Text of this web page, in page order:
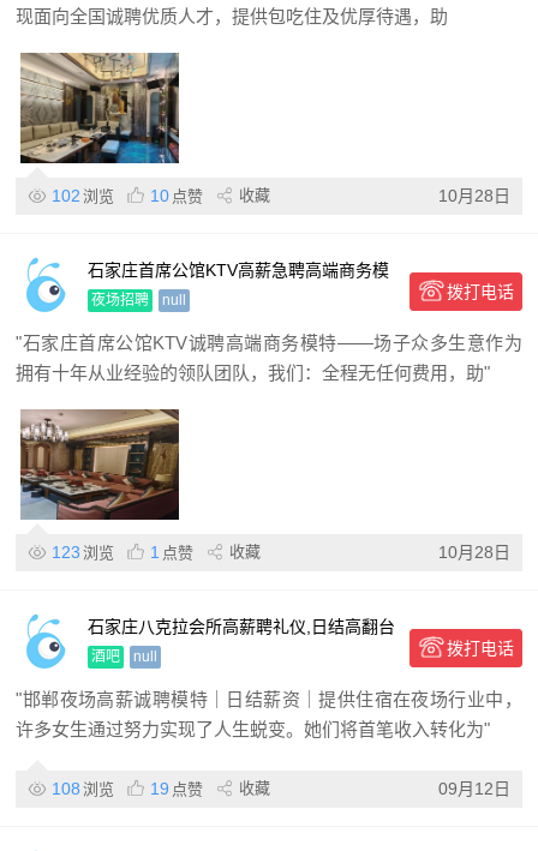
现面向全国诚聘优质人才，提供包吃住及优厚待遇，助
102 浏览 10 点赞 收藏 10月28日
石家庄首席公馆KTV高薪急聘高端商务模
特,日结包住宿,场子多生意稳,形象气质佳
优先
夜场招聘 null 拨打电话
"石家庄首席公馆KTV诚聘高端商务模特——场子众多生意作为
拥有十年从业经验的领队团队，我们：全程无任何费用，助"
123 浏览 1 点赞 收藏 10月28日
石家庄八克拉会所高薪聘礼仪,日结高翻台
率+零费用
酒吧 null 拨打电话
"邯郸夜场高薪诚聘模特｜日结薪资｜提供住宿在夜场行业中，
许多女生通过努力实现了人生蜕变。她们将首笔收入转化为"
108 浏览 19 点赞 收藏 09月12日